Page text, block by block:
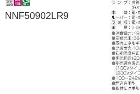
NNF50902LR9